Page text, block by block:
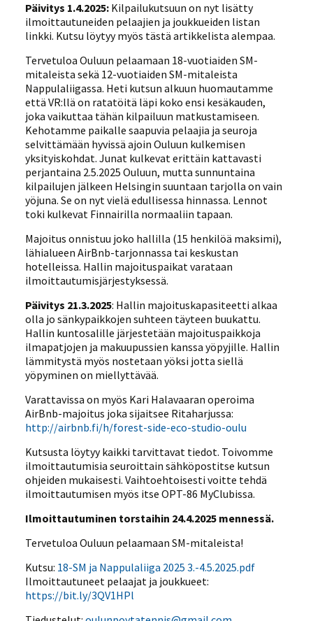
Päivitys 1.4.2025: Kilpailukutsuun on nyt lisätty
ilmoittautuneiden pelaajien ja joukkueiden listan
linkki. Kutsu löytyy myös tästä artikkelista alempaa.
Tervetuloa Ouluun pelaamaan 18-vuotiaiden SM-
mitaleista sekä 12-vuotiaiden SM-mitaleista
Nappulaliigassa. Heti kutsun alkuun huomautamme
että VR:llä on ratatöitä läpi koko ensi kesäkauden,
joka vaikuttaa tähän kilpailuun matkustamiseen.
Kehotamme paikalle saapuvia pelaajia ja seuroja
selvittämään hyvissä ajoin Ouluun kulkemisen
yksityiskohdat. Junat kulkevat erittäin kattavasti
perjantaina 2.5.2025 Ouluun, mutta sunnuntaina
kilpailujen jälkeen Helsingin suuntaan tarjolla on vain
yöjuna. Se on nyt vielä edullisessa hinnassa. Lennot
toki kulkevat Finnairilla normaaliin tapaan.
Majoitus onnistuu joko hallilla (15 henkilöä maksimi),
lähialueen AirBnb-tarjonnassa tai keskustan
hotelleissa. Hallin majoituspaikat varataan
ilmoittautumisjärjestyksessä.
Päivitys 21.3.2025: Hallin majoituskapasiteetti alkaa
olla jo sänkypaikkojen suhteen täyteen buukattu.
Hallin kuntosalille järjestetään majoituspaikkoja
ilmapatjojen ja makuupussien kanssa yöpyjille. Hallin
lämmitystä myös nostetaan yöksi jotta siellä
yöpyminen on miellyttävää.
Varattavissa on myös Kari Halavaaran operoima
AirBnb-majoitus joka sijaitsee Ritaharjussa:
http://airbnb.fi/h/forest-side-eco-studio-oulu
Kutsusta löytyy kaikki tarvittavat tiedot. Toivomme
ilmoittautumisia seuroittain sähköpostitse kutsun
ohjeiden mukaisesti. Vaihtoehtoisesti voitte tehdä
ilmoittautumisen myös itse OPT-86 MyClubissa.
Ilmoittautuminen torstaihin 24.4.2025 mennessä.
Tervetuloa Ouluun pelaamaan SM-mitaleista!
Kutsu: 18-SM ja Nappulaliiga 2025 3.-4.5.2025.pdf
Ilmoittautuneet pelaajat ja joukkueet:
https://bit.ly/3QV1HPl